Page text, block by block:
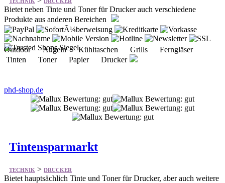
Bietet neben Tinte und Toner für Drucker auch verschiedene
Produkte aus anderen Bereichen
Outdoor Angeln Kühltaschen Grills Ferngläser
Tinten Toner Papier Drucker
phd-shop.de
Tintensparmarkt
TECHNIK > DRUCKER
Bietet hauptsächlich Tinte und Toner für Drucker, aber auch weitere